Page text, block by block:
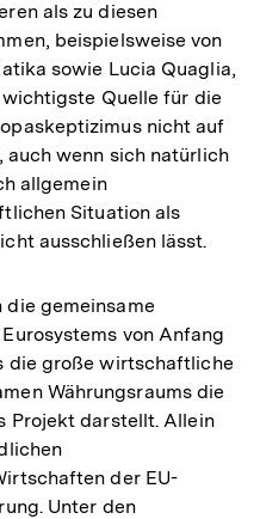
als zu diesen
beispielsweise von
sowie Lucia Quaglia,
Quelle für die
nicht auf
wenn sich natürlich
allgemein
Situation als
ausschließen lässt.
gemeinsame
von Anfang
die große wirtschaftliche
Währungsraums die
Projekt darstellt. Allein
der EU-
Unter den